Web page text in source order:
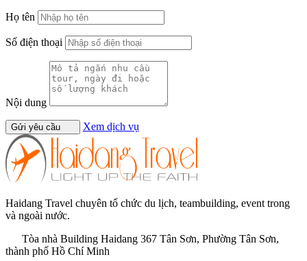
Họ tên
Số điện thoại
Nội dung
Gửi yêu cầu Xem dịch vụ
Haidang Travel chuyên tổ chức du lịch, teambuilding, event trong
và ngoài nước.
Tòa nhà Building Haidang 367 Tân Sơn, Phường Tân Sơn,
thành phố Hồ Chí Minh